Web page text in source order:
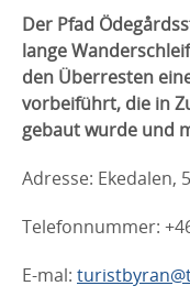
Der Pfad
lange
den Überresten
vorbeiführt, die in
gebaut wurde und
Adresse: Ekedalen,
Telefonnummer:
E-mal: